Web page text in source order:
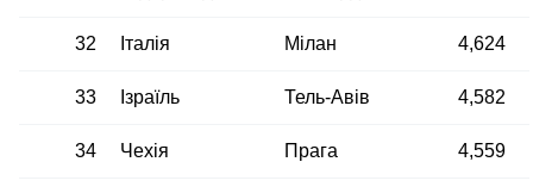
32 Італія Мілан 4,624
33 Ізраїль Тель-Авів 4,582
34 Чехія Прага 4,559